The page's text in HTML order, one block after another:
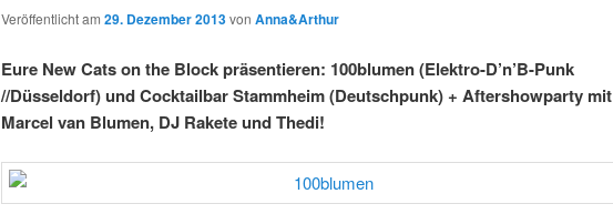
Veröffentlicht am 29. Dezember 2013von Anna&Arthur
Eure New Cats on the Block präsentieren: 100blumen (Elektro-D’n’B-Punk
//Düsseldorf) und Cocktailbar Stammheim(Deutschpunk) + Aftershowparty mit
Marcel van Blumen, DJ Rakete und Thedi!